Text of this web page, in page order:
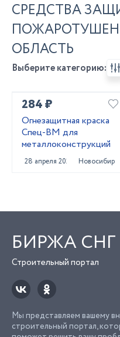
СРЕДСТВА
ОБЛАСТЬ
Выберите категорию:
284 ₽
Огнезащитная краска
Спец-ВМ для
металлоконструкций
28 апреля 2025 Новосибирск
БИРЖА СНГ
Строительный портал
Мы представляем вашему
строительный портал,